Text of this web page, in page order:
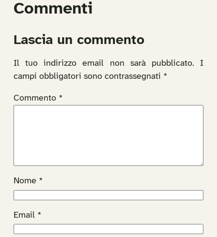
Commenti
Lascia un commento
Il tuo indirizzo email non sarà pubblicato.
I
campi obbligatori sono contrassegnati *
Commento *
Nome *
Email *